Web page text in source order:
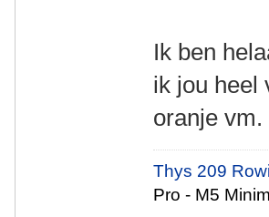
Ik ben
ik jou heel
oranje vm.
Thys 209
Pro - M5